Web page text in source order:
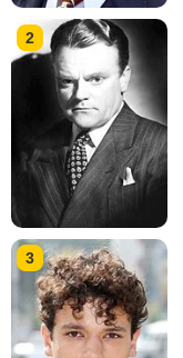
2
3